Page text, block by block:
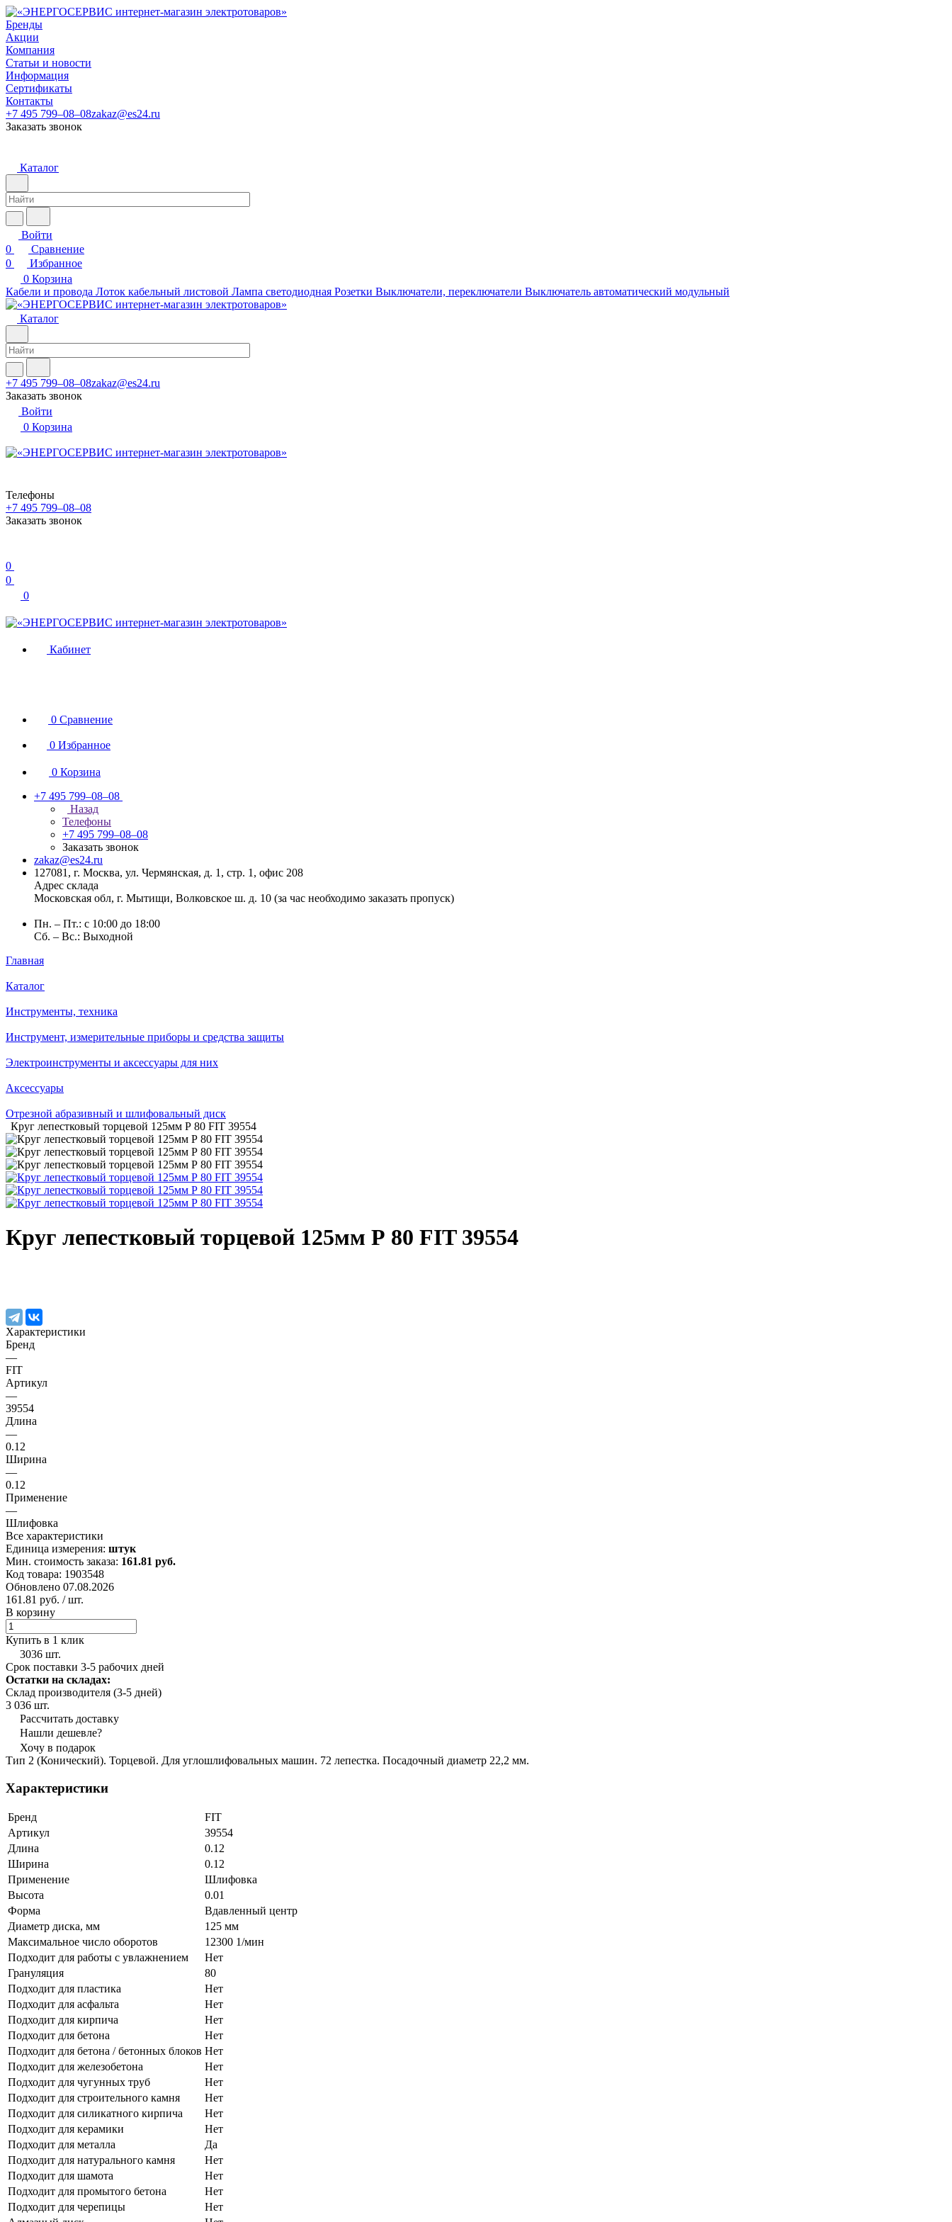
Бренды
Акции
Компания
Статьи и новости
Информация
Сертификаты
Контакты
+7 495 799–08–08zakaz@es24.ru
Заказать звонок
Каталог
Войти
0
Сравнение
0
Избранное
0 Корзина
Кабели и провода Лоток кабельный листовой Лампа светодиодная Розетки Выключатели, переключатели Выключатель автоматический модульный
Каталог
+7 495 799–08–08zakaz@es24.ru
Заказать звонок
Войти
0 Корзина
Телефоны
+7 495 799–08–08
Заказать звонок
0
0
0
Кабинет
0 Сравнение
0 Избранное
0 Корзина
+7 495 799–08–08
Назад
Телефоны
+7 495 799–08–08
Заказать звонок
zakaz@es24.ru
127081, г. Москва, ул. Чермянская, д. 1, стр. 1, офис 208
Адрес склада
Московская обл, г. Мытищи, Волковское ш. д. 10 (за час необходимо заказать пропуск)
Пн. – Пт.: с 10:00 до 18:00
Сб. – Вс.: Выходной
Главная
Каталог
Инструменты, техника
Инструмент, измерительные приборы и средства защиты
Электроинструменты и аксессуары для них
Аксессуары
Отрезной абразивный и шлифовальный диск
Круг лепестковый торцевой 125мм Р 80 FIT 39554
Круг лепестковый торцевой 125мм Р 80 FIT 39554
Характеристики
Бренд
—
FIT
Артикул
—
39554
Длина
—
0.12
Ширина
—
0.12
Применение
—
Шлифовка
Все характеристики
Единица измерения: штук
Мин. стоимость заказа: 161.81 руб.
Код товара: 1903548
Обновлено 07.08.2026
161.81 руб. / шт.
В корзину
Купить в 1 клик
3036 шт.
Срок поставки 3-5 рабочих дней
Остатки на складах:
Склад производителя (3-5 дней)
3 036 шт.
Рассчитать доставку
Нашли дешевле?
Хочу в подарок
Тип 2 (Конический). Торцевой. Для углошлифовальных машин. 72 лепестка. Посадочный диаметр 22,2 мм.
Характеристики
Бренд
FIT
Артикул
39554
Длина
0.12
Ширина
0.12
Применение
Шлифовка
Высота
0.01
Форма
Вдавленный центр
Диаметр диска, мм
125 мм
Максимальное число оборотов
12300 1/мин
Подходит для работы с увлажнением
Нет
Грануляция
80
Подходит для пластика
Нет
Подходит для асфальта
Нет
Подходит для кирпича
Нет
Подходит для бетона
Нет
Подходит для бетона / бетонных блоков Нет
Подходит для железобетона
Нет
Подходит для чугунных труб
Нет
Подходит для строительного камня
Нет
Подходит для силикатного кирпича
Нет
Подходит для керамики
Нет
Подходит для металла
Да
Подходит для натурального камня
Нет
Подходит для шамота
Нет
Подходит для промытого бетона
Нет
Подходит для черепицы
Нет